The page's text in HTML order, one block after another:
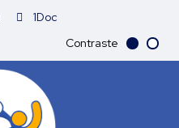
1Doc
Contraste